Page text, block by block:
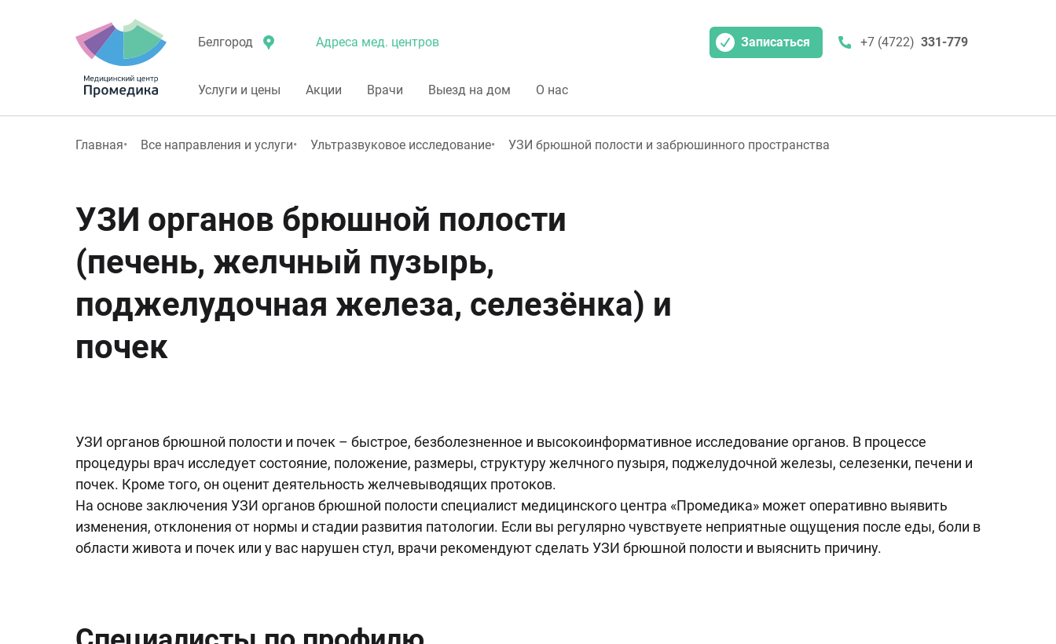
Белгород Адреса мед. центров Записаться +7 (4722) 331-779
Услуги и цены Акции Врачи Выезд на дом О нас
Главная Все направления и услуги Ультразвуковое исследование УЗИ брюшной полости и забрюшинного пространства
УЗИ органов брюшной полости
(печень, желчный пузырь,
поджелудочная железа, селезёнка) и
почек
УЗИ органов брюшной полости и почек – быстрое, безболезненное и высокоинформативное исследование органов. В процессе
процедуры врач исследует состояние, положение, размеры, структуру желчного пузыря, поджелудочной железы, селезенки, печени и
почек. Кроме того, он оценит деятельность желчевыводящих протоков.
На основе заключения УЗИ органов брюшной полости специалист медицинского центра «Промедика» может оперативно выявить
изменения, отклонения от нормы и стадии развития патологии. Если вы регулярно чувствуете неприятные ощущения после еды, боли в
области живота и почек или у вас нарушен стул, врачи рекомендуют сделать УЗИ брюшной полости и выяснить причину.